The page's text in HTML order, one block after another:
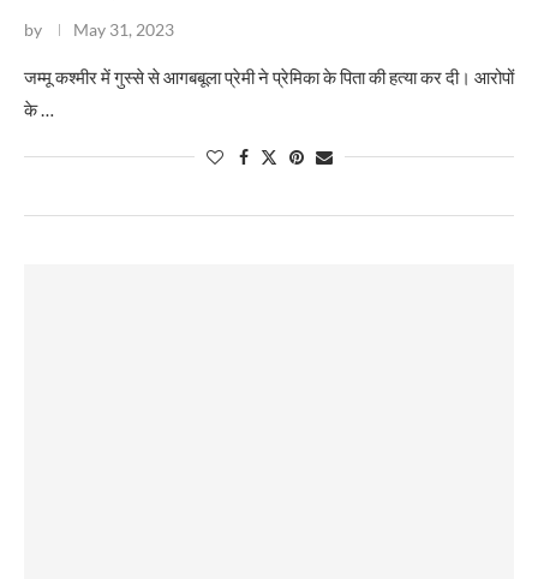
by May 31, 2023
​जम्मू कश्मीर में गुस्से से आगबबूला प्रेमी ने प्रेमिका के पिता की हत्या कर दी। आरोपों
के …